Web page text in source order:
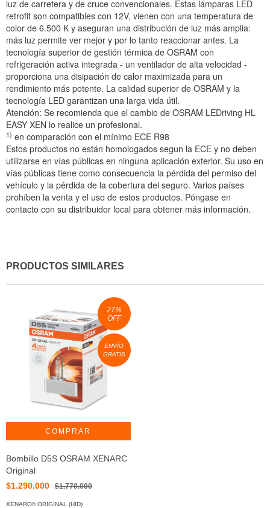
luz de carretera y de cruce convencionales. Estas lámparas LED
retrofit son compatibles con 12V, vienen con una temperatura de
color de 6.500 K y aseguran una distribución de luz más amplia:
más luz permite ver mejor y por lo tanto reaccionar antes. La
tecnología superior de gestión térmica de OSRAM con
refrigeración activa integrada - un ventilador de alta velocidad -
proporciona una disipación de calor maximizada para un
rendimiento más potente. La calidad superior de OSRAM y la
tecnología LED garantizan una larga vida útil.
Atención: Se recomienda que el cambio de OSRAM LEDriving HL
EASY XEN lo realice un profesional.
1) en comparación con el mínimo ECE R98
Estos productos no están homologados segun la ECE y no deben
utilizarse en vías públicas en ninguna aplicación exterior. Su uso en
vías públicas tiene como consecuencia la pérdida del permiso del
vehículo y la pérdida de la cobertura del seguro. Varios países
prohíben la venta y el uso de estos productos. Póngase en
contacto con su distribuidor local para obtener más información.
PRODUCTOS SIMILARES
27%
OFF
ENVÍO
GRATIS
Bombillo D5S OSRAM XENARC
Original
$1.290.000
$1.770.000
XENARC® ORIGINAL (HID)